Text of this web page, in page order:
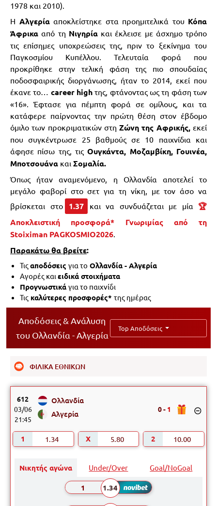
1978 και 2010).
Η Αλγερίααποκλείστηκε στα προημιτελικά του Κόπα
Άφρικα από τη Νιγηρίακαι έκλεισε με άσχημο τρόπο
τις επίσημες υποχρεώσεις της, πριν το ξεκίνημα του
Παγκοσμίου Κυπέλλου. Τελευταία φορά που
προκρίθηκε στην τελική φάση της πιο σπουδαίας
ποδοσφαιρικής διοργάνωσης, ήταν το 2014, εκεί που
έκανε το… career high της, φτάνοντας ως τη φάση των
«16». Έφτασε για πέμπτη φορά σε ομίλους, και τα
κατάφερε παίρνοντας την πρώτη θέση στον έβδομο
όμιλο των προκριματικών στηΖώνη της Αφρικής,εκεί
που συγκέντρωσε 25 βαθμούς σε 10 παιχνίδια και
άφησε πίσω της, τιςΟυγκάντα, Μοζαμβίκη, Γουινέα,
Μποτσουάνα και Σομαλία.
Όπως ήταν αναμενόμενο, η Ολλανδία αποτελεί το
μεγάλο φαβορί στο σετ για τη νίκη, με τον άσο να
βρίσκεται στο
1.37 και να συνδυάζεται με μία 🏆
Αποκλειστική προσφορά* Γνωριμίας από τη
Stoiximan PAGKOSMIO2026.
Παρακάτω θα βρείτε:
Τιςαποδόσεις για το Ολλανδία - Αλγερία
Αγορές και ειδικά στοιχήματα
Προγνωστικά για το παιχνίδι
Τις καλύτερες προσφορές* της ημέρας
Αποδόσεις & Ανάλυση
του Ολλανδία - Αλγερία
Top Αποδόσεις
ΦΙΛΙΚΑ ΕΘΝΙΚΩΝ
612
03/06
21:45
Ολλανδία
Αλγερία
0- 1
1.34 5.80 10.00
Νικητής αγώνα Under/Over Goal/NoGoal
1 1.34